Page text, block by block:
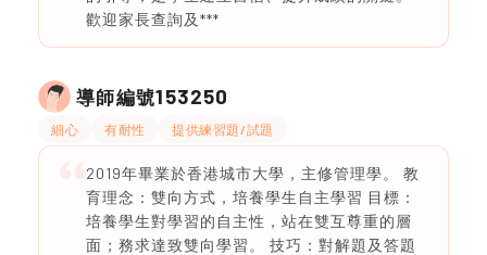
歡迎家長查詢及***
導師編號153250
細心 有耐性 提供練習題/試題
2019年畢業於香港城市大學，主修管理學。 教
育理念：雙向方式，培養學生自主學習 目標：
培養學生對學習的自主性，站在雙互尊重的層
面；務求達致雙向學習。 技巧：對解題及答題